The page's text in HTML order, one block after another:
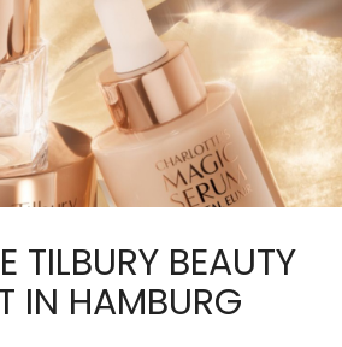
TILBURY BEAUTY
IN HAMBURG